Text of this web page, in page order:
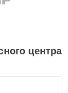
центра